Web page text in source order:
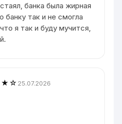
банка была жирная
банку так и не смогла
я так и буду мучится,
25.07.2026